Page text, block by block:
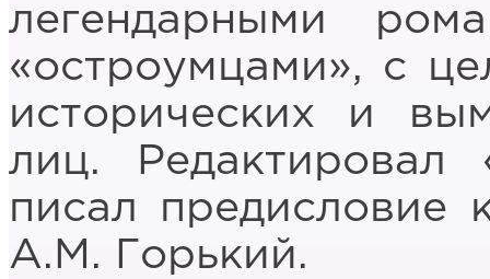
легендарными
«остроумцами», с
исторических и
лиц.
писал предисловие
A.M. Горький.